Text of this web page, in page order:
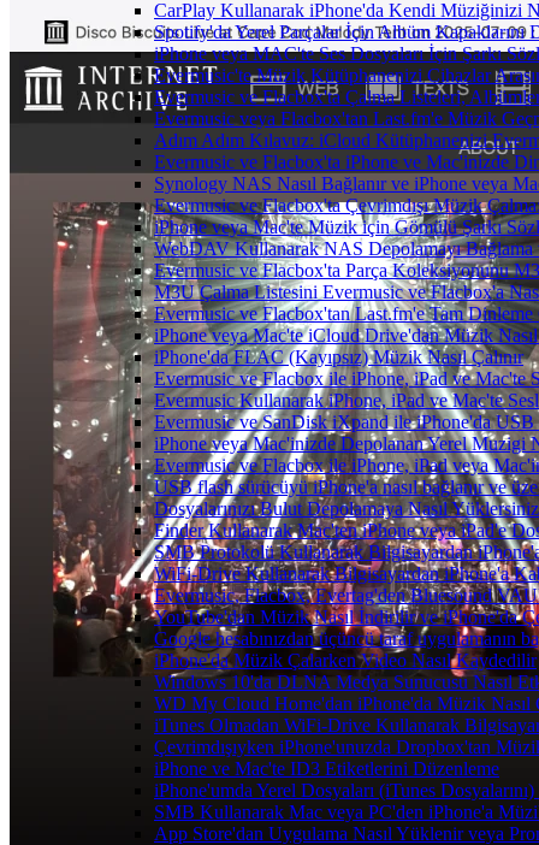
CarPlay Kullanarak iPhone'da Kendi Müziğinizi
Spotify'da Yerel Parçalar İçin Albüm Kapaklarını
iPhone veya MAC'te Ses Dosyaları İçin Şarkı
Evermusic'te Müzik Kütüphanenizi Cihazlar
Evermusic ve Flacbox'ta Çalma Listeleri,
Evermusic veya Flacbox'tan Last.fm'e Müzik
Adım Adım Kılavuz: iCloud Kütüphanenizi
Evermusic ve Flacbox'ta iPhone ve Mac'inizde
Synology NAS Nasıl Bağlanır ve iPhone veya
Evermusic ve Flacbox'ta Çevrimdışı Müzik
iPhone veya Mac'te Müzik için Gömülü Şarkı
WebDAV Kullanarak NAS Depolamayı
Evermusic ve Flacbox'ta Parça Koleksiyonunu
M3U Çalma Listesini Evermusic ve Flacbox'a
Evermusic ve Flacbox'tan Last.fm'e Tam Dinleme
iPhone veya Mac'te iCloud Drive'dan Müzik
iPhone'da FLAC (Kayıpsız) Müzik Nasıl Çalınır
Evermusic ve Flacbox ile iPhone, iPad ve Mac'te
Evermusic Kullanarak iPhone, iPad ve Mac'te
Evermusic ve SanDisk iXpand ile iPhone'da USB
iPhone veya Mac'inizde Depolanan Yerel Muzigi
Evermusic ve Flacbox ile iPhone, iPad veya
USB flash sürücüyü iPhone'a nasıl bağlanır ve
Dosyalarınızı Bulut Depolamaya Nasıl
Finder Kullanarak Mac'ten iPhone veya iPad'e
SMB Protokolü Kullanarak Bilgisayardan
WiFi-Drive Kullanarak Bilgisayardan iPhone'a
Evermusic, Flacbox, Evertag'den Bluesound
YouTube'dan Müzik Nasıl İndirilir ve iPhone'da
Google hesabınızdan üçüncü taraf uygulamanın
iPhone'da Müzik Çalarken Video Nasıl Kaydedilir
Windows 10'da DLNA Medya Sunucusu Nasıl
WD My Cloud Home'dan iPhone'da Müzik Nasıl
iTunes Olmadan WiFi-Drive Kullanarak
Çevrimdışıyken iPhone'unuzda Dropbox'tan
iPhone ve Mac'te ID3 Etiketlerini Düzenleme
iPhone'umda Yerel Dosyaları (iTunes Dosyalarını)
SMB Kullanarak Mac veya PC'den iPhone'a
App Store'dan Uygulama Nasıl Yüklenir veya